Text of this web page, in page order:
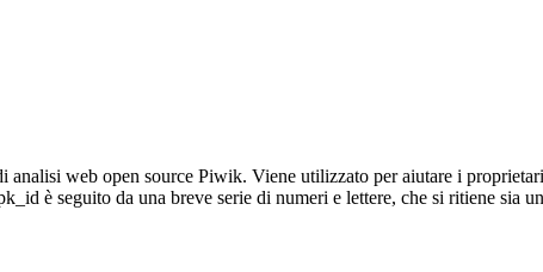
analisi web open source Piwik. Viene utilizzato per aiutare i
è seguito da una breve serie di numeri e lettere, che si ritiene sia